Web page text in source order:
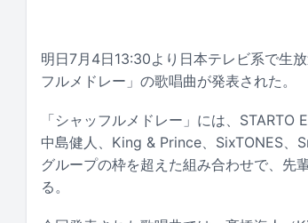
明日7月4日13:30より日本テレビ系で生
フルメドレー」の歌唱曲が発表された。
「シャッフルメドレー」には、STARTO
中島健人、King & Prince、SixTONES、
グループの枠を超えた組み合わせで、先
る。